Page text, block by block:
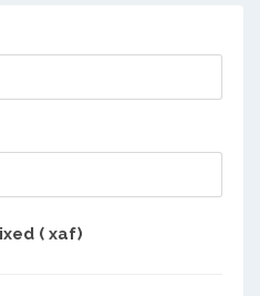
( xaf)